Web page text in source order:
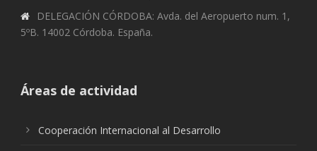
DELEGACIÓN CÓRDOBA: Avda. del Aeropuerto num. 1,
5ºB. 14002 Córdoba. España.
Áreas de actividad
Cooperación Internacional al Desarrollo